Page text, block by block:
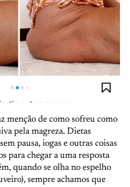
menção de como sofreu como
pela magreza. Dietas
pausa, iogas e outras coisas
para chegar a uma resposta
quando se olha no espelho
sempre achamos que